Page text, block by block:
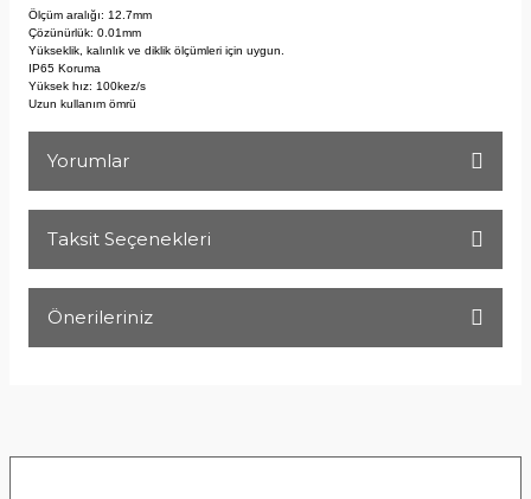
Ölçüm aralığı: 12.7mm
Çözünürlük: 0.01mm
Yükseklik, kalınlık ve diklik ölçümleri için uygun.
IP65 Koruma
Yüksek hız: 100kez/s
Uzun kullanım ömrü
Yorumlar
Taksit Seçenekleri
Önerileriniz